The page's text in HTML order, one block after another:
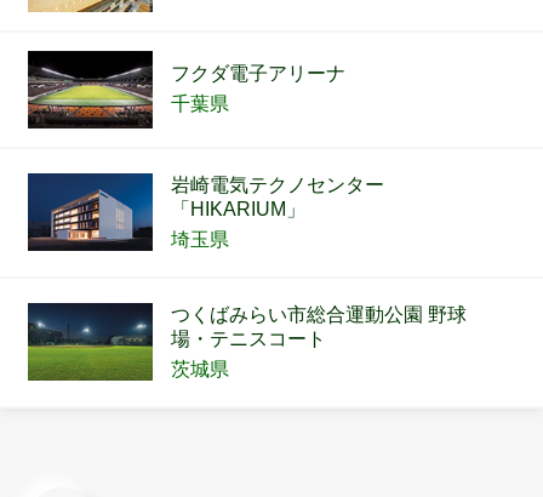
フクダ電子アリーナ
千葉県
岩崎電気テクノセンター
「HIKARIUM」
埼玉県
つくばみらい市総合運動公園 野球
場・テニスコート
茨城県